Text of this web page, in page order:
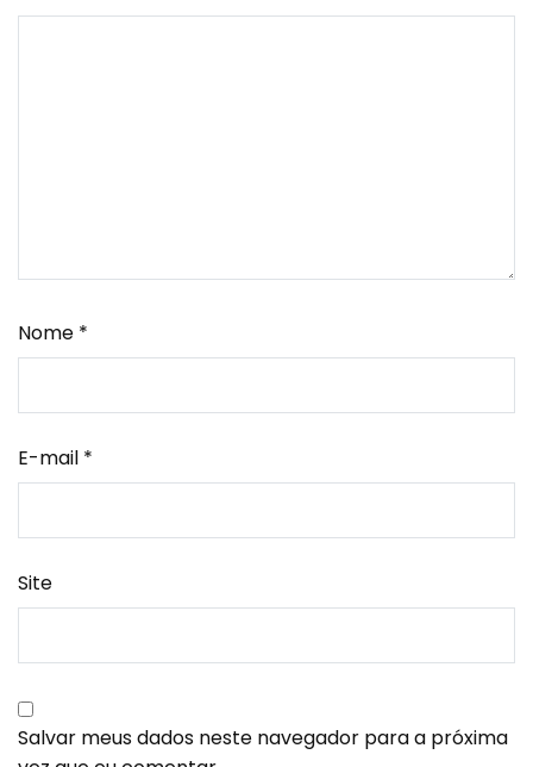
Nome *
E-mail *
Site
Salvar meus dados neste navegador para a próxima